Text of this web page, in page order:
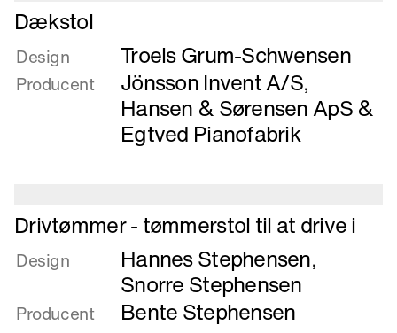
stål
Læs
mere
om
Dækstol
Dækstol
Design Troels Grum-Schwensen
Producent Jönsson Invent A/S,
Hansen & Sørensen ApS&
Egtved Pianofabrik
Læs
mere
om
tømmerstol
Drivtømmer - tømmerstol til at drive i
Design Hannes Stephensen,
Snorre Stephensen
Producent Bente Stephensen